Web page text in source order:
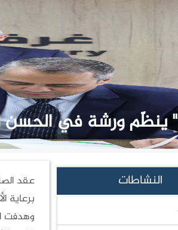
ورشة في الحسن
النشاطات
عقد
برعاية
وهدفت